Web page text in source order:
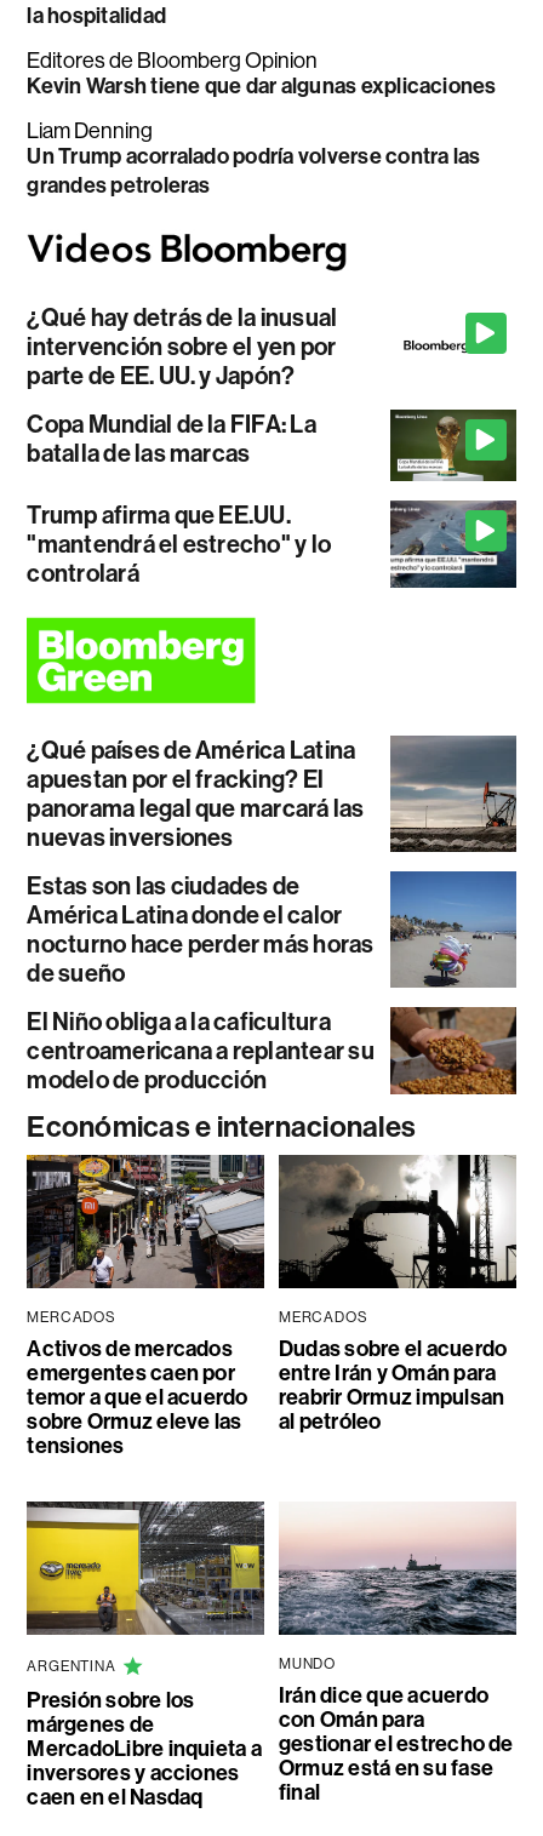
la hospitalidad
Editores de Bloomberg Opinion
Kevin Warsh tiene que dar algunas explicaciones
Liam Denning
Un Trump acorralado podría volverse contra las
grandes petroleras
¿Qué hay detrás de la inusual
intervención sobre el yen por
parte de EE. UU. y Japón?
Copa Mundial de la FIFA: La
batalla de las marcas
Trump afirma que EE.UU.
"mantendrá el estrecho" y lo
controlará
¿Qué países de América Latina
apuestan por el fracking? El
panorama legal que marcará las
nuevas inversiones
Estas son las ciudades de
América Latina donde el calor
nocturno hace perder más horas
de sueño
El Niño obliga a la caficultura
centroamericana a replantear su
modelo de producción
Económicas e internacionales
MERCADOS
Activos de mercados
emergentes caen por
temor a que el acuerdo
sobre Ormuz eleve las
tensiones
MERCADOS
Dudas sobre el acuerdo
entre Irán y Omán para
reabrir Ormuz impulsan
al petróleo
ARGENTINA
Presión sobre los
márgenes de
MercadoLibre inquieta a
inversores y acciones
caen en el Nasdaq
MUNDO
Irán dice que acuerdo
con Omán para
gestionar el estrecho de
Ormuz está en su fase
final